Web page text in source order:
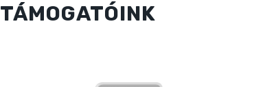
TÁMOGATÓINK